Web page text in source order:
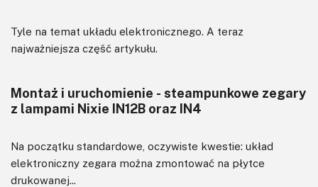
Tyle na temat układu elektronicznego. A teraz
najważniejsza część artykułu.
Montaż i uruchomienie - steampunkowe zegary
z lampami Nixie IN12B oraz IN4
Na początku standardowe, oczywiste kwestie: układ
elektroniczny zegara można zmontować na płytce
drukowanej...